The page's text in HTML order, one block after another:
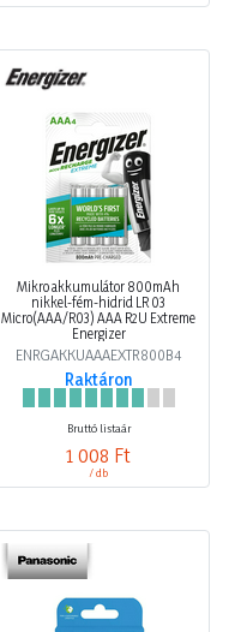
Mikro akkumulátor 800mAh
nikkel-fém-hidrid LR 03
Micro(AAA/R03) AAA R2U Extreme
Energizer
ENRGAKKUAAAEXTR800B4
Raktáron
Bruttó listaár
1 008 Ft
/ db